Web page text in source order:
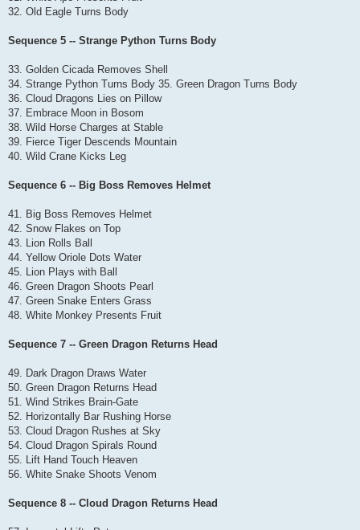
32. Old Eagle Turns Body
Sequence 5 -- Strange Python Turns Body
33. Golden Cicada Removes Shell
34. Strange Python Turns Body 35. Green Dragon Turns Body
36. Cloud Dragons Lies on Pillow
37. Embrace Moon in Bosom
38. Wild Horse Charges at Stable
39. Fierce Tiger Descends Mountain
40. Wild Crane Kicks Leg
Sequence 6 -- Big Boss Removes Helmet
41. Big Boss Removes Helmet
42. Snow Flakes on Top
43. Lion Rolls Ball
44. Yellow Oriole Dots Water
45. Lion Plays with Ball
46. Green Dragon Shoots Pearl
47. Green Snake Enters Grass
48. White Monkey Presents Fruit
Sequence 7 -- Green Dragon Returns Head
49. Dark Dragon Draws Water
50. Green Dragon Returns Head
51. Wind Strikes Brain-Gate
52. Horizontally Bar Rushing Horse
53. Cloud Dragon Rushes at Sky
54. Cloud Dragon Spirals Round
55. Lift Hand Touch Heaven
56. White Snake Shoots Venom
Sequence 8 -- Cloud Dragon Returns Head